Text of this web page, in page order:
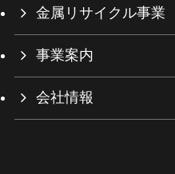
金属リサイクル事業
事業案内
会社情報